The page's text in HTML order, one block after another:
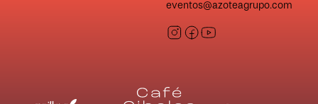
eventos@azoteagrupo.com